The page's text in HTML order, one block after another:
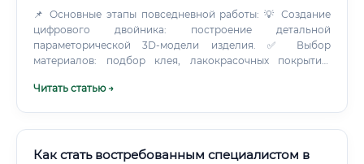
📌 Основные этапы повседневной работы: 💡 Создание
цифрового двойника: построение детальной
параметорической 3D-модели изделия. ✅ Выбор
материалов: подбор клея, лакокрасочных покрытий,
Читать статью →
Как стать востребованным специалистом в